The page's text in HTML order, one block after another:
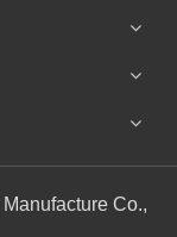
Manufacture Co.,